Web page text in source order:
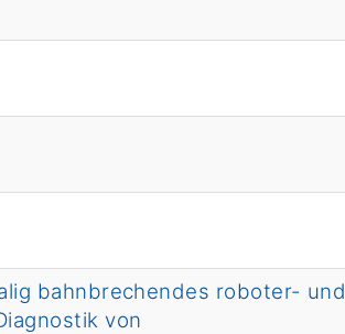
bahnbrechendes roboter- und
von